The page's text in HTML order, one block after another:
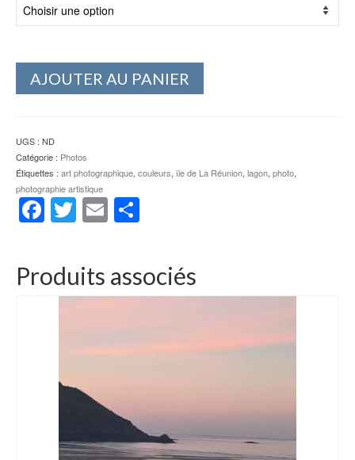
AJOUTER AU PANIER
UGS : ND
Catégorie : Photos
Étiquettes : art photographique, couleurs, île de La Réunion, lagon, photo,
photographie artistique
Facebook
Twitter
Email
Produits associés